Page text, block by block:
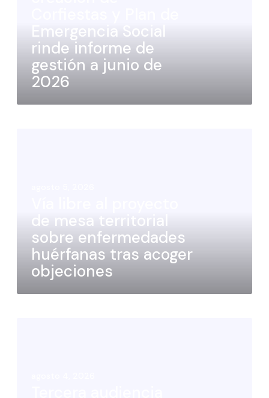
Emergencia Social
rinde informe de
gestión a junio de
2026
de mesa territorial
sobre enfermedades
huérfanas tras acoger
objeciones